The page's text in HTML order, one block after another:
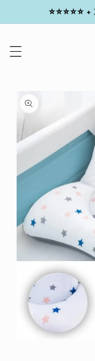
IGNORER
ET
CONTENU
PASSER
AUX
INFORMATIONS
PRODUITS